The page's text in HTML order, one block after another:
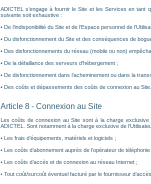
ADICTEL s’engage à fournir le Site et les Services en tant
suivante soit exhaustive :
• De l’indisponibilité du Site et de l’Espace personnel de
• Du disfonctionnement du Site et des conséquences de
• Des disfonctionnements du réseau (mobile ou non)
• De la défaillance des serveurs d’hébergement ;
• De disfonctionnement dans l’acheminement ou dans la
• Des coûts et dépassements des coûts de connexion au Site.
Article 8 - Connexion au Site
Les coûts de connexion au Site sont à la charge exclusive
ADICTEL. Sont notamment à la charge exclusive de
• Les frais d’équipements, matériels et logiciels ;
• Les coûts d’abonnement auprès de l’opérateur de
• Les coûts d’accès et de connexion au réseau Internet ;
• Tout coût/surcoût éventuel facturé par le fournisseur